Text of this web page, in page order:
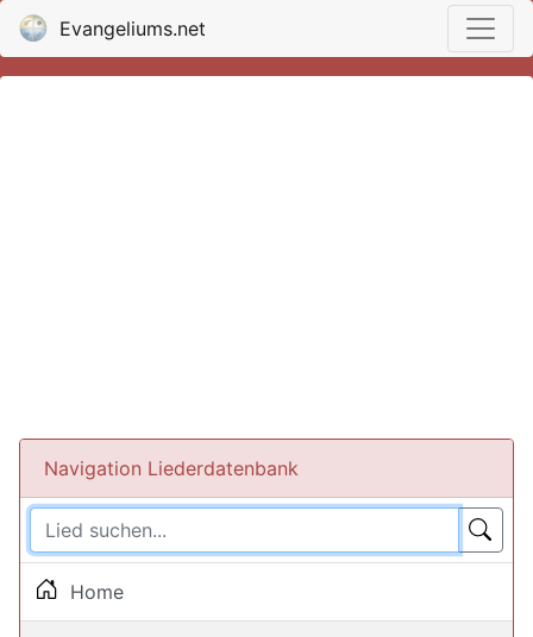
Evangeliums.net
Navigation Liederdatenbank
Home